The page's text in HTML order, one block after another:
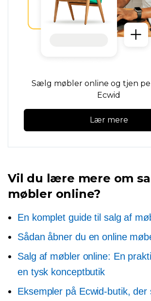
Sælg møbler online og tjen
Ecwid
Lær mere
Vil du lære mere om
møbler online?
En komplet guide til salg af
Sådan åbner du en online
Salg af møbler online: En
en tysk konceptbutik
Eksempler på Ecwid-butik,